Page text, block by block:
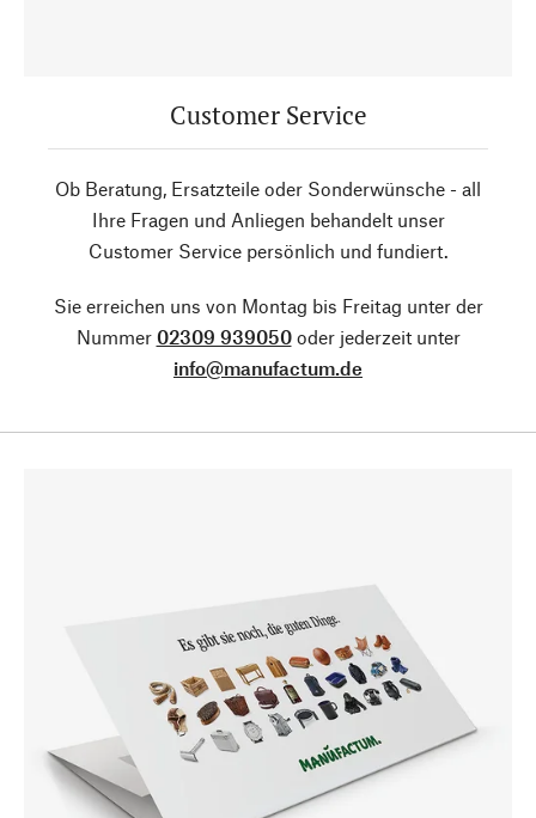
Customer Service
Ob Beratung, Ersatzteile oder Sonderwünsche - all
Ihre Fragen und Anliegen behandelt unser
Customer Service persönlich und fundiert.
Sie erreichen uns von Montag bis Freitag unter der
Nummer 02309 939050oder jederzeit unter
info@manufactum.de